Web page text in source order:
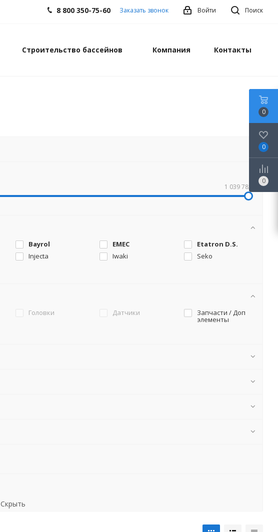
Поиск
Войти
8 800 350-75-60 Заказать звонок
Строительство бассейнов Компания Контакты
1 039 785
Bayrol EMEC
Etatron D.S.
Injecta Iwaki
Seko
Головки Датчики Запчасти / Доп
элементы
Скрыть
0
0
0